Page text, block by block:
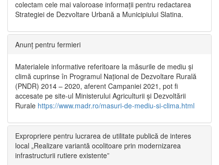
colectam cele mai valoroase informații pentru redactarea
Strategiei de Dezvoltare Urbană a Municipiului Slatina.
Anunț pentru fermieri
Materialele informative referitoare la măsurile de mediu și
climă cuprinse în Programul Național de Dezvoltare Rurală
(PNDR) 2014 – 2020, aferent Campaniei 2021, pot fi
accesate pe site-ul Ministerului Agriculturii și Dezvoltării
Rurale https://www.madr.ro/masuri-de-mediu-si-clima.html
Expropriere pentru lucrarea de utilitate publică de interes
local „Realizare variantă ocolitoare prin modernizarea
infrastructurii rutiere existente”